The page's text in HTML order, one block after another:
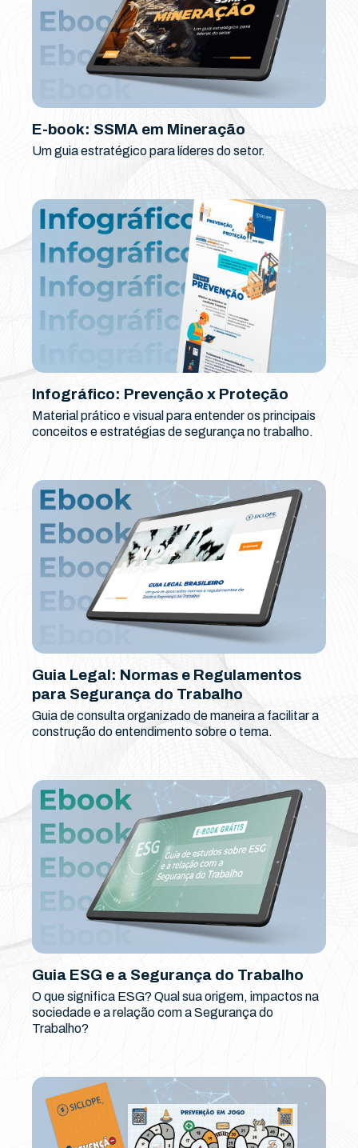
E-book: SSMA em Mineração
Um guia estratégico para líderes do setor.
Infográfico: Prevenção x Proteção
Material prático e visual para entender os principais
conceitos e estratégias de segurança no trabalho.
Guia Legal: Normas e Regulamentos
para Segurança do Trabalho
Guia de consulta organizado de maneira a facilitar a
construção do entendimento sobre o tema.
Guia ESG e a Segurança do Trabalho
O que significa ESG? Qual sua origem, impactos na
sociedade e a relação com a Segurança do
Trabalho?